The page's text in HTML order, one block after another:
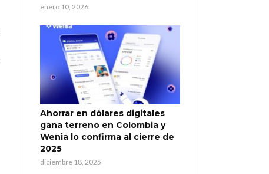
enero 10, 2026
Ahorrar en dólares digitales
gana terreno en Colombia y
Wenia lo confirma al cierre de
2025
diciembre 18, 2025